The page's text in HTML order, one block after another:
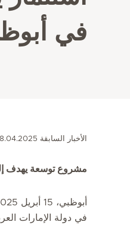
في
الأخبار السابقة 18.04.2025
مشروع توسعة يهدف
في دولة الإمارات